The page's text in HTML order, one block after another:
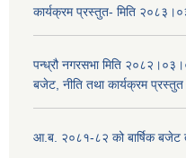
कार्यक्रम प्रस्तुत- मिति
पन्ध्रौ नगरसभा मिति
बजेट, नीति तथा कार्यक्रम
आ.ब. २०८१-८२ को बार्षिक बजेट